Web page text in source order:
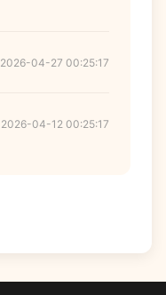
2026-04-27 00:25:17
2026-04-12 00:25:17